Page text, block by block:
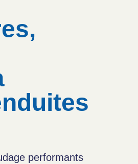
performants